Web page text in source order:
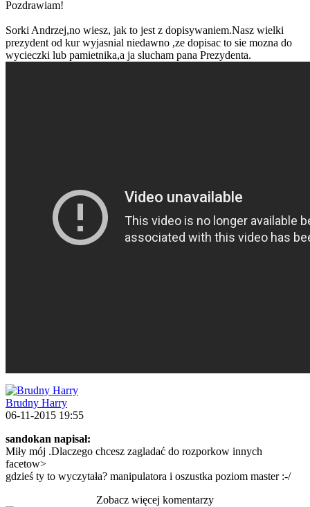
Pozdrawiam!
Sorki Andrzej,no wiesz, jak to jest z dopisywaniem.Nasz wielki
prezydent od kur wyjasnial niedawno ,ze dopisac to sie mozna do
wycieczki lub pamietnika,a ja slucham pana Prezydenta.
Brudny Harry
06-11-2015 19:55
sandokan napisał:
Miły mój .Dlaczego chcesz zagladać do rozporkow innych
facetow>
gdzieś ty to wyczytała? manipulatora i oszustka poziom master :-/
Zobacz więcej komentarzy